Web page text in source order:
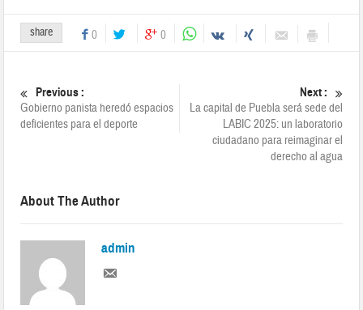
share 0 0
Previous :
Gobierno panista heredó espacios
deficientes para el deporte
Next :
La capital de Puebla será sede del
LABIC 2025: un laboratorio
ciudadano para reimaginar el
derecho al agua
About The Author
admin